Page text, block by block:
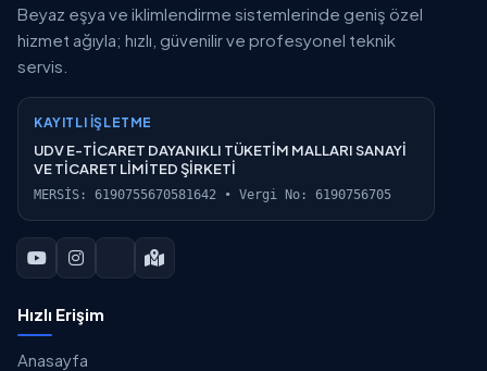
Beyaz eşya ve iklimlendirme sistemlerinde geniş özel
hizmet ağıyla; hızlı, güvenilir ve profesyonel teknik
servis.
KAYITLI İŞLETME
UDV E-TİCARET DAYANIKLI TÜKETİM MALLARI SANAYİ
VE TİCARET LİMİTED ŞİRKETİ
MERSİS: 6190755670581642 • Vergi No: 6190756705
Hızlı Erişim
Anasayfa